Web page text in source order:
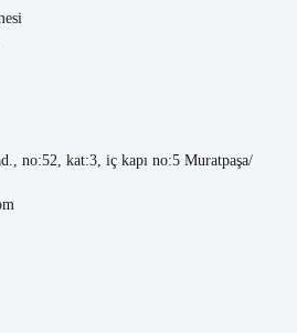
no:52, kat:3, iç kapı no:5 Muratpaşa/